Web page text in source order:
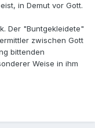
in Demut vor Gott.
Der "Buntgekleidete"
zwischen Gott
bittenden
Weise in ihm